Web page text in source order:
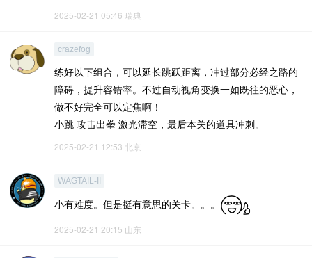
2025-02-21 05:46 瑞典
crazefog
练好以下组合，可以延长跳跃距离，冲过部分必经之路的
障碍，提升容错率。不过自动视角变换一如既往的恶心，
做不好完全可以定焦啊！
小跳 攻击出拳 激光滞空，最后本关的道具冲刺。
2025-02-21 12:53 北京
WAGTAIL-II
小有难度。但是挺有意思的关卡。。。
2025-02-21 20:15 山东